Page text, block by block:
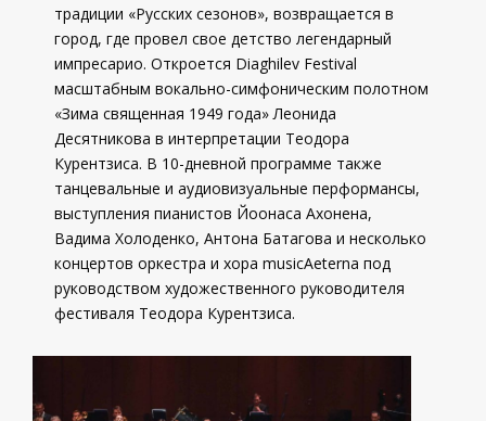
традиции «Русских сезонов», возвращается в
город, где провел свое детство легендарный
импресарио. Откроется Diaghilev Festival
масштабным вокально-симфоническим полотном
«Зима священная 1949 года» Леонида
Десятникова в интерпретации Теодора
Курентзиса. В 10-дневной программе также
танцевальные и аудиовизуальные перформансы,
выступления пианистов Йоонаса Ахонена,
Вадима Холоденко, Антона Батагова и несколько
концертов оркестра и хора musicAeterna под
руководством художественного руководителя
фестиваля Теодора Курентзиса.